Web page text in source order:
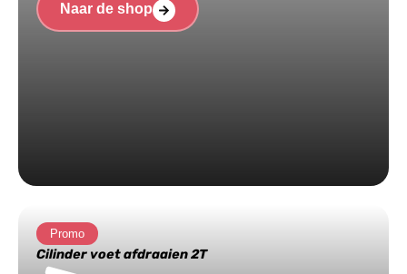
Naar de shop
Promo
Cilinder voet afdraaien 2T